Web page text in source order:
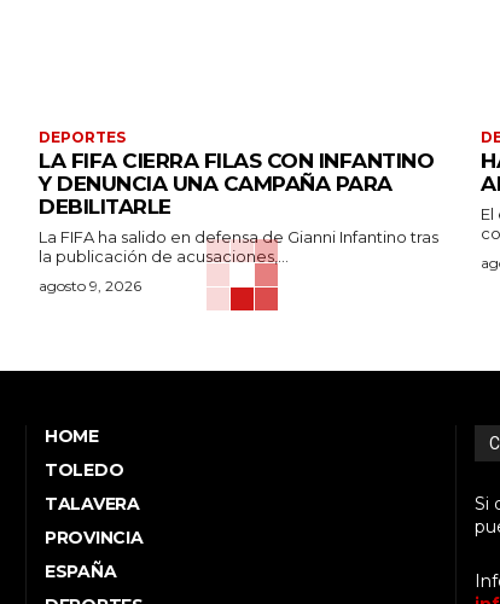
DEPORTES
LA FIFA CIERRA FILAS CON INFANTINO
Y DENUNCIA UNA CAMPAÑA PARA
DEBILITARLE
La FIFA ha salido en defensa de Gianni Infantino tras
la publicación de acusaciones,...
agosto 9, 2026
HOME
TOLEDO
TALAVERA
PROVINCIA
ESPAÑA
Si